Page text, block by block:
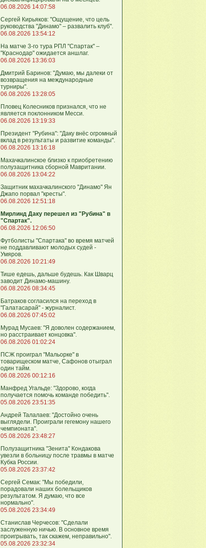
06.08.2026 14:07:58
Сергей Кирьяков: "Ощущение, что цель
руководства "Динамо" – развалить клуб".
06.08.2026 13:54:12
На матче 3-го тура РПЛ "Спартак" –
"Краснодар" ожидается аншлаг.
06.08.2026 13:36:03
Дмитрий Баринов: "Думаю, мы далеки от
возвращения на международные
турниры".
06.08.2026 13:28:05
Пловец Колесников признался, что не
является поклонником Месси.
06.08.2026 13:19:33
Президент "Рубина": "Даку внёс огромный
вклад в результаты и развитие команды".
06.08.2026 13:16:18
Махачкалинское близко к приобретению
полузащитника сборной Мавритании.
06.08.2026 13:04:22
Защитник махачкалинского "Динамо" Ян
Джапо порвал "кресты".
06.08.2026 12:51:18
Мирлинд Даку перешел из "Рубина" в
"Спартак".
06.08.2026 12:06:50
Футболисты "Спартака" во время матчей
не поддавливают молодых судей -
Умяров.
06.08.2026 10:21:49
Тише едешь, дальше будешь. Как Шварц
заводит Динамо-машину.
06.08.2026 08:34:45
Батраков согласился на переход в
"Галатасарай" - журналист.
06.08.2026 07:45:02
Мурад Мусаев: "Я доволен содержанием,
но расстраивает концовка".
06.08.2026 01:02:24
ПСЖ проиграл "Мальорке" в
товарищеском матче, Сафонов отыграл
один тайм.
06.08.2026 00:12:16
Манфред Угальде: "Здорово, когда
получается помочь команде победить".
05.08.2026 23:51:35
Андрей Талалаев: "Достойно очень
выглядели. Проиграли гегемону нашего
чемпионата".
05.08.2026 23:48:27
Полузащитника "Зенита" Кондакова
увезли в больницу после травмы в матче
Кубка России.
05.08.2026 23:37:42
Сергей Семак: "Мы победили,
порадовали наших болельщиков
результатом. Я думаю, что все
нормально".
05.08.2026 23:34:49
Станислав Черчесов: "Сделали
заслуженную ничью. В основное время
проигрывать, так скажем, неправильно".
05.08.2026 23:32:34